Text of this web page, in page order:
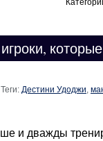
Теги: Дестини Удоджи,
и дважды